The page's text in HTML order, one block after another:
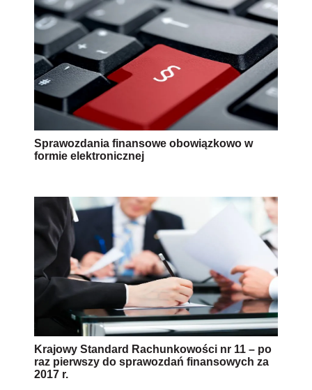
Sprawozdania finansowe obowiązkowo w
formie elektronicznej
Krajowy Standard Rachunkowości nr 11 – po
raz pierwszy do sprawozdań finansowych za
2017 r.